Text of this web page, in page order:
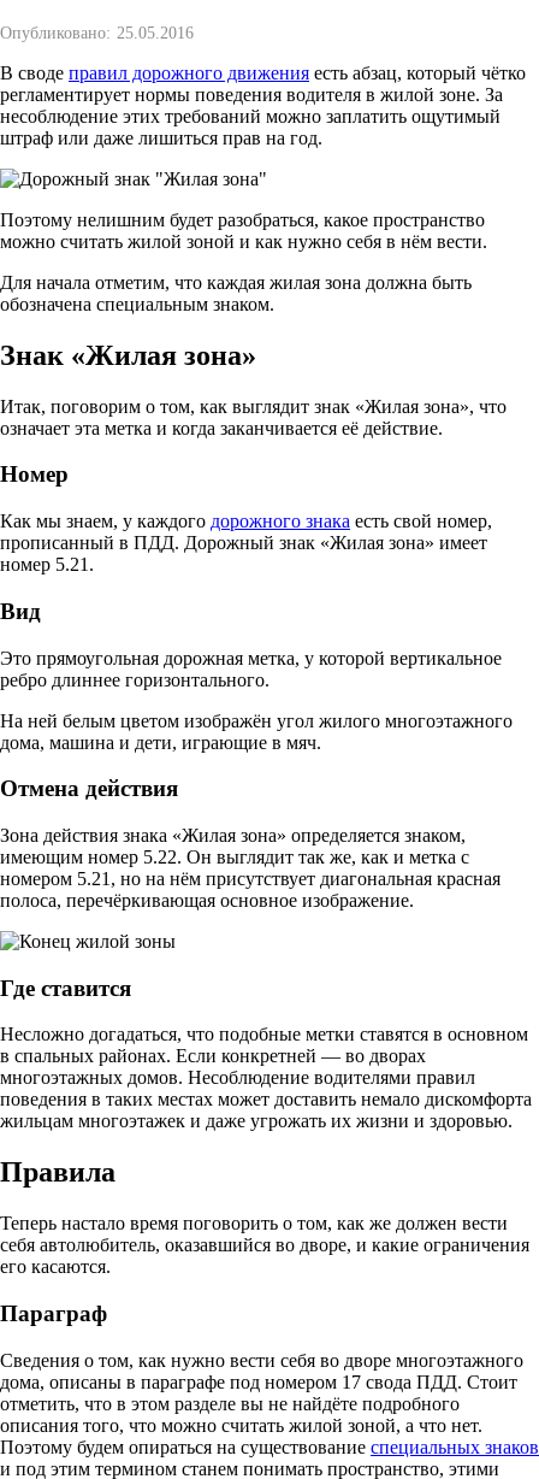
Опубликовано: 25.05.2016
В своде правил дорожного движения есть абзац, который чётко
регламентирует нормы поведения водителя в жилой зоне. За
несоблюдение этих требований можно заплатить ощутимый
штраф или даже лишиться прав на год.
Поэтому нелишним будет разобраться, какое пространство
можно считать жилой зоной и как нужно себя в нём вести.
Для начала отметим, что каждая жилая зона должна быть
обозначена специальным знаком.
Знак «Жилая зона»
Итак, поговорим о том, как выглядит знак «Жилая зона», что
означает эта метка и когда заканчивается её действие.
Номер
Как мы знаем, у каждого дорожного знака есть свой номер,
прописанный в ПДД. Дорожный знак «Жилая зона» имеет
номер 5.21.
Вид
Это прямоугольная дорожная метка, у которой вертикальное
ребро длиннее горизонтального.
На ней белым цветом изображён угол жилого многоэтажного
дома, машина и дети, играющие в мяч.
Отмена действия
Зона действия знака «Жилая зона» определяется знаком,
имеющим номер 5.22. Он выглядит так же, как и метка с
номером 5.21, но на нём присутствует диагональная красная
полоса, перечёркивающая основное изображение.
Где ставится
Несложно догадаться, что подобные метки ставятся в основном
в спальных районах. Если конкретней — во дворах
многоэтажных домов. Несоблюдение водителями правил
поведения в таких местах может доставить немало дискомфорта
жильцам многоэтажек и даже угрожать их жизни и здоровью.
Правила
Теперь настало время поговорить о том, как же должен вести
себя автолюбитель, оказавшийся во дворе, и какие ограничения
его касаются.
Параграф
Сведения о том, как нужно вести себя во дворе многоэтажного
дома, описаны в параграфе под номером 17 свода ПДД. Стоит
отметить, что в этом разделе вы не найдёте подробного
описания того, что можно считать жилой зоной, а что нет.
Поэтому будем опираться на существование специальных знаков
и под этим термином станем понимать пространство, этими